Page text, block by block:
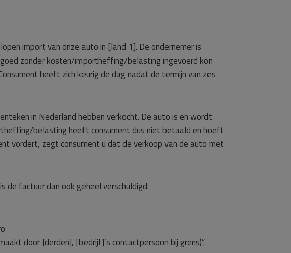
import van onze auto in [land 1]. De ondernemer is
zonder kosten/importheffing/belasting ingevoerd kon
heeft zich keurig de dag nadat de termijn van zes
in Nederland hebben verkocht. De auto is en wordt
belasting heeft consument dus niet betaald en hoeft
vordert, zegt consument u dat de verkoop van de auto met
de factuur dan ook geheel verschuldigd.
door [derden], [bedrijf]’s contactpersoon bij grens)”.